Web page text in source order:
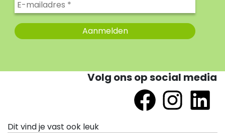
Dit vind je vast ook leuk
Volg ons op social media